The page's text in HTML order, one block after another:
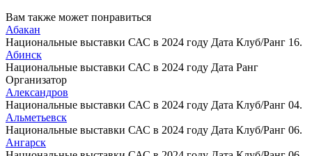
Вам также может понравиться
Абакан
Национальные выставки САС в 2024 году Дата Клуб/Ранг 16.
Абинск
Национальные выставки САС в 2024 году Дата Ранг
Организатор
Александров
Национальные выставки САС в 2024 году Дата Клуб/Ранг 04.
Альметьевск
Национальные выставки САС в 2024 году Дата Клуб/Ранг 06.
Ангарск